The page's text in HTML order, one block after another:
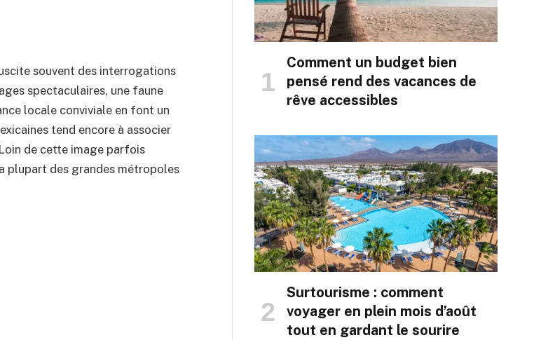
souvent des interrogations
spectaculaires, une faune
locale conviviale en font un
tend encore à associer
de cette image parfois
plupart des grandes métropoles
Comment un budget bien
pensé rend des vacances de
rêve accessibles
Surtourisme : comment
voyager en plein mois d’août
tout en gardant le sourire